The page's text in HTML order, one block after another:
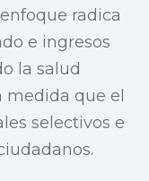
radica
e ingresos
la salud
que el
selectivos e